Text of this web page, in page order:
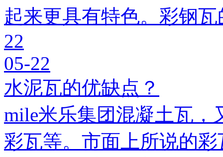
起来更具有特色。彩钢
22
05-22
水泥瓦的优缺点？
mile米乐集团混凝土瓦，
彩瓦等。市面上所说的